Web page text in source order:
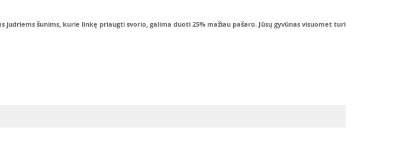
šunims, kurie linkę priaugti svorio, galima duoti 25% mažiau pašaro. Jūsų gyvūnas visuomet turi